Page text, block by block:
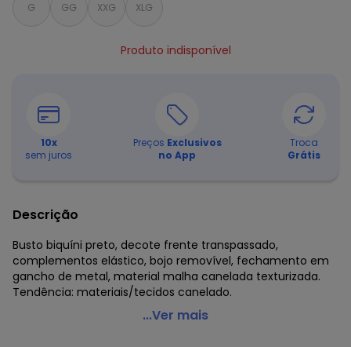
G GG XXG XLG
Produto indisponível
10x
sem juros
Preços Exclusivos
no App
Troca
Grátis
Descrição
Busto biquíni preto, decote frente transpassado,
complementos elástico, bojo removível, fechamento em
gancho de metal, material malha canelada texturizada.
Tendência: materiais/tecidos canelado.
Marguerite - Busto Biquíni Preto em Canelado
...Ver mais